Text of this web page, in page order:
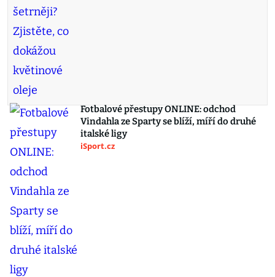
Fotbalové přestupy ONLINE: odchod
Vindahla ze Sparty se blíží, míří do druhé
italské ligy
iSport.cz